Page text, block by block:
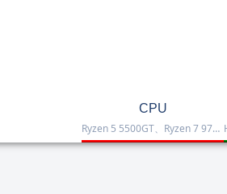
CPU
Ryzen 5 5500GT、Ryzen 7 9700X、Ryzen 7 9800X3D、Core Ultra 7 265K、Core i5-12400などを掲載したCPU一覧です。性能・価格・用途を比較しながら、自作PCやゲーミング向けの最適な1台を選べます。